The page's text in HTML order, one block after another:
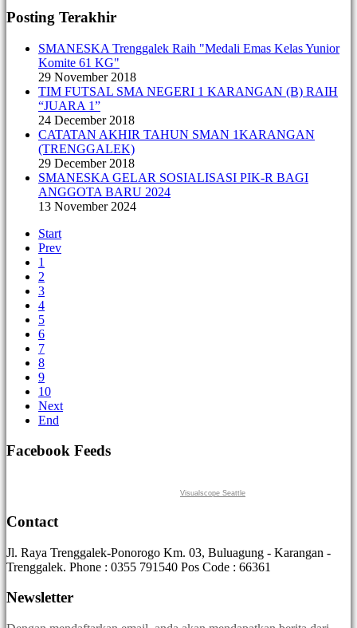
Posting Terakhir
SMANESKA Trenggalek Raih "Medali Emas Kelas Yunior
Komite 61 KG"
29 November 2018
TIM FUTSAL SMA NEGERI 1 KARANGAN (B) RAIH
“JUARA 1”
24 December 2018
CATATAN AKHIR TAHUN SMAN 1KARANGAN
(TRENGGALEK)
29 December 2018
SMANESKA GELAR SOSIALISASI PIK-R BAGI
ANGGOTA BARU 2024
13 November 2024
Start
Prev
1
2
3
4
5
6
7
8
9
10
Next
End
Facebook Feeds
Visualscope Seattle
Contact
Jl. Raya Trenggalek-Ponorogo Km. 03, Buluagung - Karangan -
Trenggalek. Phone : 0355 791540 Pos Code : 66361
Newsletter